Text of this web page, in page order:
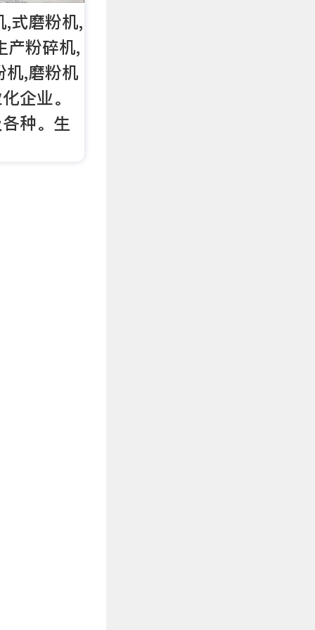
式磨粉机,
产粉碎机,
机,磨粉机
企业。
种。生